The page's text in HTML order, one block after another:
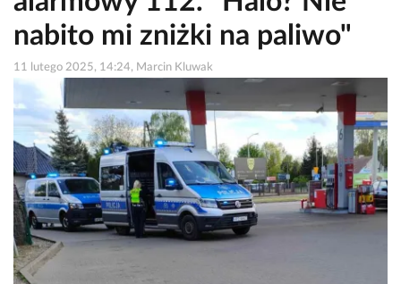
nabito mi zniżki na paliwo"
11 lutego 2025, 14:24, Marcin Kluwak